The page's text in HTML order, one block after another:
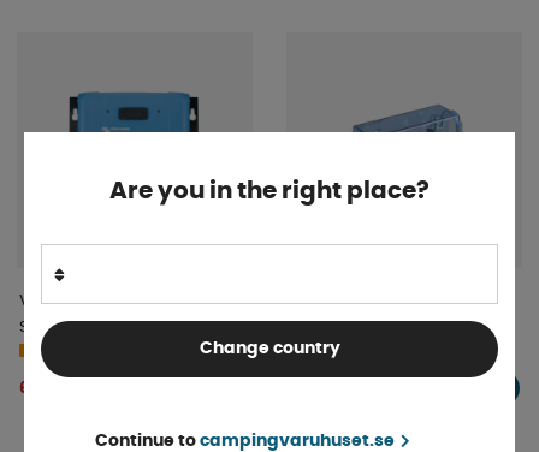
Victron Solcellsregulator
SmartSolar MPPT 150/100-
MC4 VE.Can
4-9 dagar
6 345 kr
Victron Säkringshållare till
4-9 dagar
Are you in the right place?
Change country
Continue to campingvaruhuset.se